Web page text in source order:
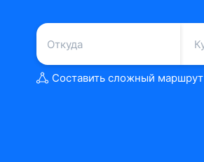
Составить сложный маршрут